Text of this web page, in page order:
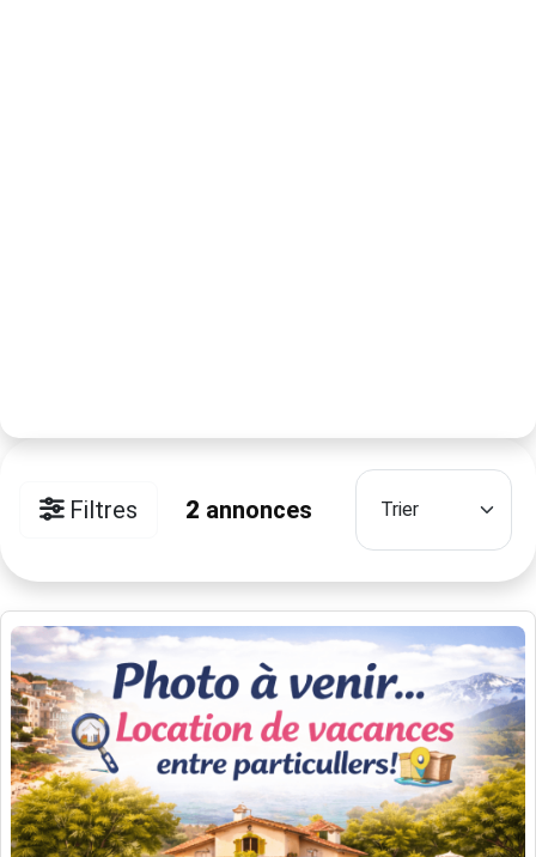
Filtres 2 annonces